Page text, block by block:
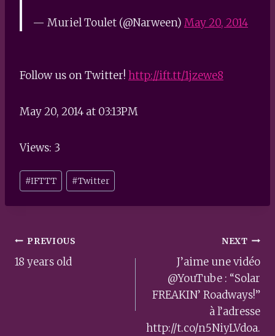
— Muriel Toulet (@Narween) May 20, 2014
Follow us on Twitter! http://ift.tt/1jzewe8
May 20, 2014 at 03:13PM
Views: 3
Post
Tags:
#IFTTT #Twitter
Post
navigation
PREVIOUS
18 years old
NEXT
J’aime une vidéo
@YouTube : “Solar
FREAKIN’ Roadways!”
à l’adresse
http://t.co/n5NiyLVdoa.